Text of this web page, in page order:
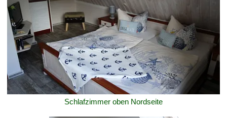
Schlafzimmer oben Nordseite